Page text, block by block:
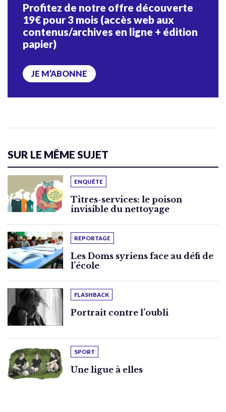
Profitez de notre offre découverte
19€ pour 3 mois (accès web aux
contenus/archives en ligne + édition
papier)
JE M’ABONNE
SUR LE MÊME SUJET
ENQUÊTE
Titres-services: le poison
invisible du nettoyage
REPORTAGE
Les Doms syriens face au défi de
l’école
FLASHBACK
Portrait contre l’oubli
SPORT
Une ligue à elles